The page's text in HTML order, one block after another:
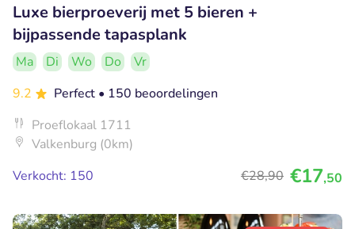
Luxe bierproeverij met 5 bieren +
bijpassende tapasplank
Ma Di Wo Do
Vr
9.2
Perfect • 150 beoordelingen
Proeflokaal 1711
Valkenburg (0km)
Verkocht: 150
€28,90 €17,50